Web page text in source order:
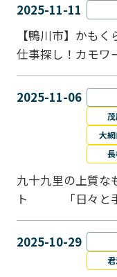
2025-11-11
【鴨川市】かも
仕事探し！カモワ
2025-11-06
大
九十九里の上質な
ト 「日々と手
2025-10-29